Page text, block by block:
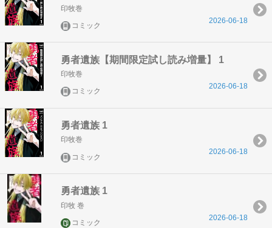
印牧巻
コミック
2026-06-18
勇者遺族【期間限定試し読み増量】 1
印牧巻
コミック
2026-06-18
勇者遺族 1
印牧巻
コミック
2026-06-18
勇者遺族 1
印牧 巻
コミック
2026-06-18